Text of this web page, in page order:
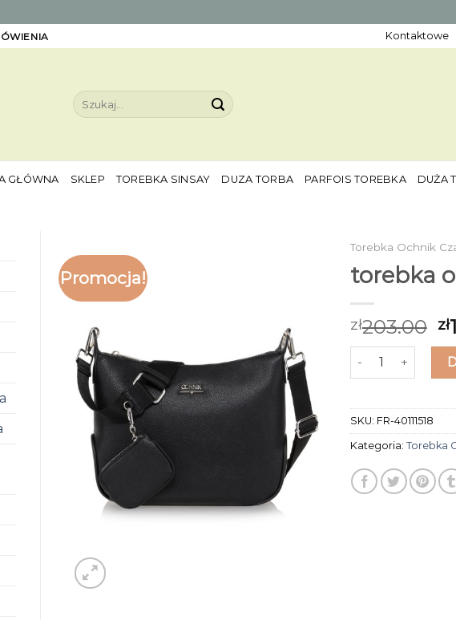
Kontaktowe
Szukaj:
GŁÓWNA SKLEP TOREBKA SINSAY DUZA TORBA PARFOIS TOREBKA DUŻA
Promocja!
Torebka Ochnik
torebka
zł203.00 zł
ilość torebka
SKU: FR-40111518
Kategoria: Torebka